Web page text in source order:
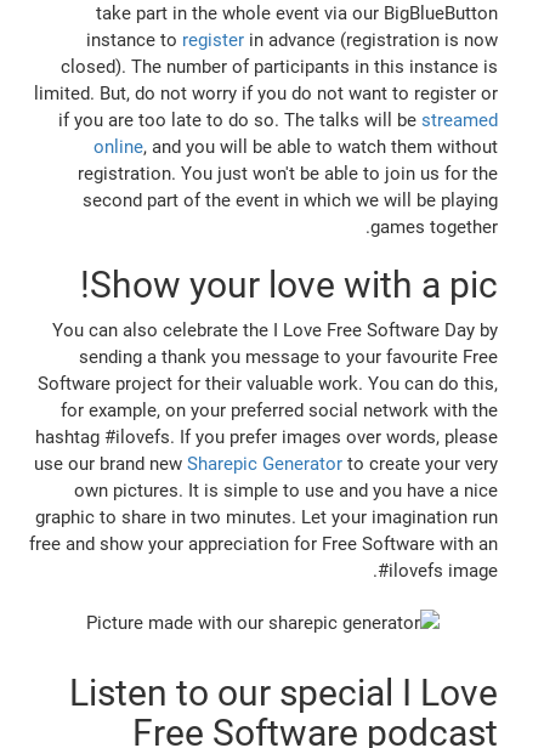
take part in the whole event via our BigBlueButton
instance to registerin advance (registration is now
closed). The number of participants in this instance is
limited. But, do not worry if you do not want to register or
if you are too late to do so. The talks will be streamed
online, and you will be able to watch them without
registration. You just won't be able to join us for the
second part of the event in which we will be playing
games together.
Show your love with a pic!
You can also celebrate the I Love Free Software Day by
sending a thank you message to your favourite Free
Software project for their valuable work. You can do this,
for example, on your preferred social network with the
hashtag #ilovefs. If you prefer images over words, please
use our brand new Sharepic Generatorto create your very
own pictures. It is simple to use and you have a nice
graphic to share in two minutes. Let your imagination run
free and show your appreciation for Free Software with an
#ilovefs image.
Listen to our special I Love
Free Software podcast